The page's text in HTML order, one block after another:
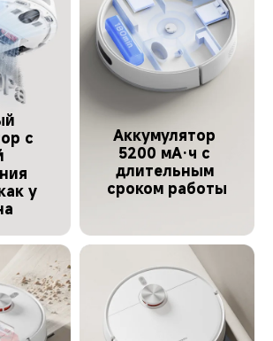
с
у
Аккумулятор
5200 мА·ч с
длительным
сроком работы